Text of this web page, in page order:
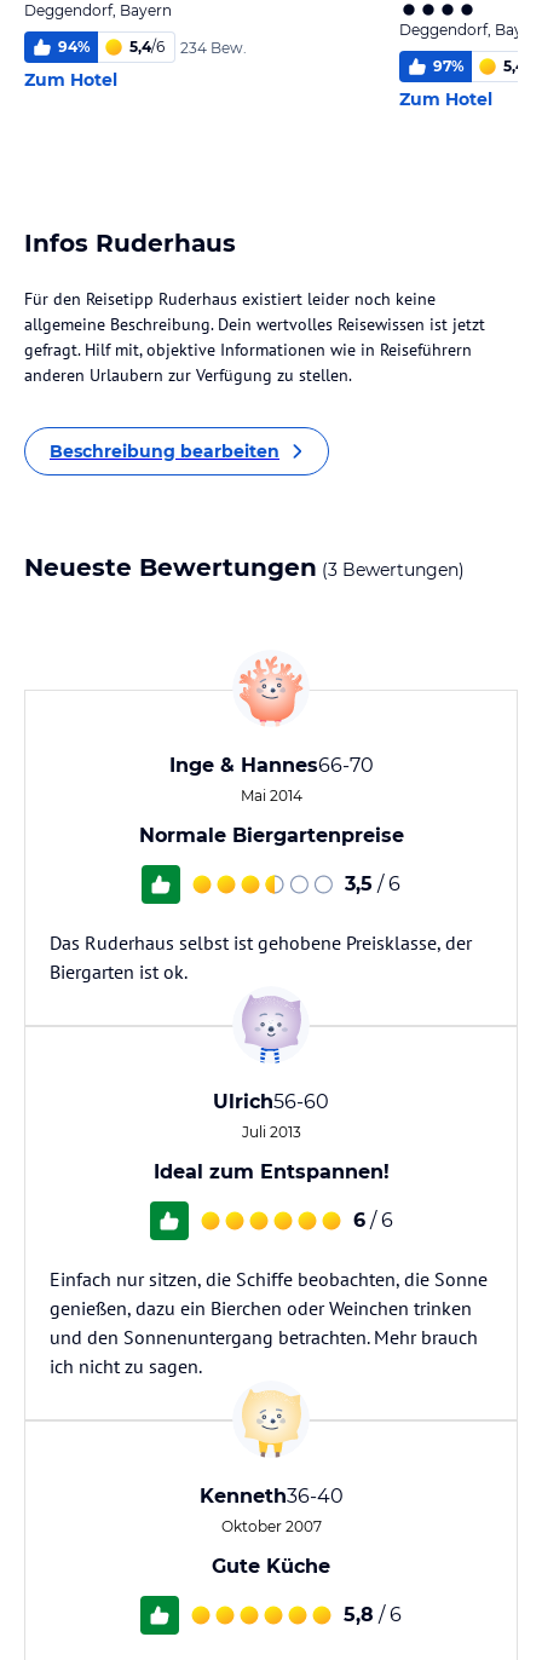
Deggendorf, Bayern
94% 5,4/6 234 Bew.
Zum Hotel
Deggendorf,
97% 5,4
Zum Hotel
Infos Ruderhaus
Für den Reisetipp Ruderhaus existiert leider noch keine
allgemeine Beschreibung. Dein wertvolles Reisewissen ist jetzt
gefragt. Hilf mit, objektive Informationen wie in Reiseführern
anderen Urlaubern zur Verfügung zu stellen.
Beschreibung bearbeiten
Neueste Bewertungen (3 Bewertungen)
Inge & Hannes66-70
Mai 2014
Normale Biergartenpreise
3,5 / 6
Das Ruderhaus selbst ist gehobene Preisklasse, der
Biergarten ist ok.
Ulrich56-60
Juli 2013
Ideal zum Entspannen!
6 / 6
Einfach nur sitzen, die Schiffe beobachten, die Sonne
genießen, dazu ein Bierchen oder Weinchen trinken
und den Sonnenuntergang betrachten. Mehr brauch
ich nicht zu sagen.
Kenneth36-40
Oktober 2007
Gute Küche
5,8 / 6